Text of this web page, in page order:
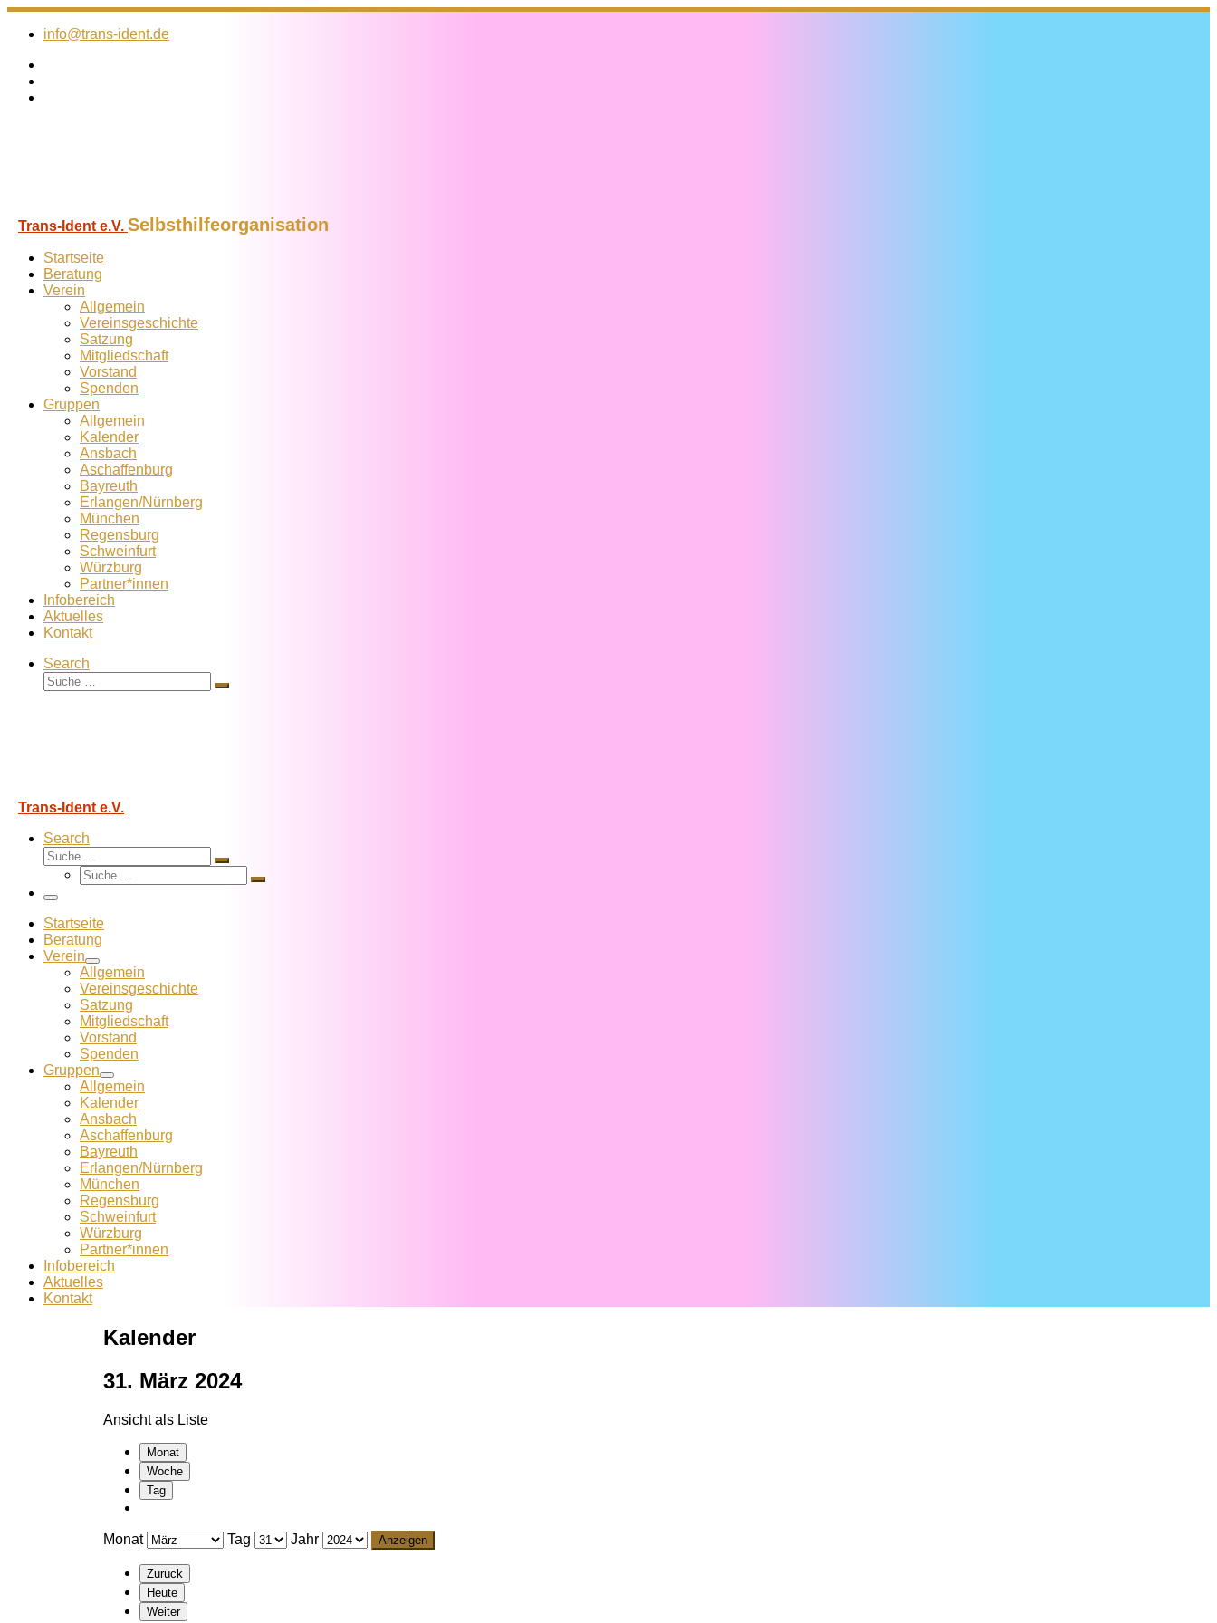
Zum
Inhalt
info@trans-ident.de
Trans-Ident e.V. Selbsthilfeorganisation
Startseite
Beratung
Verein
Allgemein
Vereins­geschichte
Satzung
Mitglied­schaft
Vorstand
Spenden
Gruppen
Allgemein
Kalender
Ansbach
Aschaffenburg
Bayreuth
Erlangen/Nürnberg
München
Regensburg
Schweinfurt
Würzburg
Partner*innen
Infobereich
Aktuelles
Kontakt
Search
Suche
Suche
Trans-Ident e.V.
Search
Suche
Suche
Suche
Suche
Menü
Startseite
Beratung
Verein
Allgemein
Vereins­geschichte
Satzung
Mitglied­schaft
Vorstand
Spenden
Gruppen
Allgemein
Kalender
Ansbach
Aschaffenburg
Bayreuth
Erlangen/Nürnberg
München
Regensburg
Schweinfurt
Würzburg
Partner*innen
Infobereich
Aktuelles
Kontakt
Kalender
31. März 2024
Ansicht als Liste
Monat
Woche
Tag
Monat Tag Jahr
Zurück
Heute
Weiter